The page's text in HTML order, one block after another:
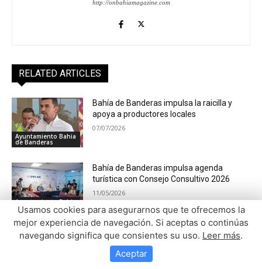
Usamos cookies para asegurarnos que te ofrecemos la
mejor experiencia de navegación. Si aceptas o continúas
navegando significa que consientes su uso. Leer más.
Aceptar